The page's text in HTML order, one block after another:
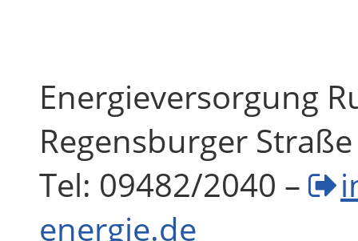
Energieversorgung
Regensburger
Tel: 09482/2040 –
energie.de